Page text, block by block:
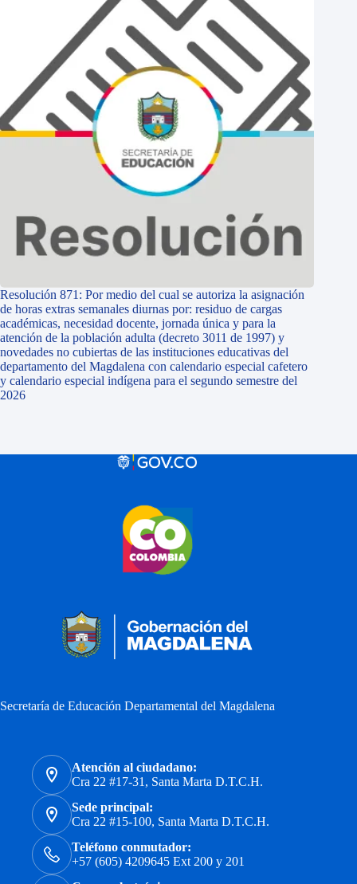
Resolución 871: Por medio del cual se autoriza la asignación
de horas extras semanales diurnas por: residuo de cargas
académicas, necesidad docente, jornada única y para la
atención de la población adulta (decreto 3011 de 1997) y
novedades no cubiertas de las instituciones educativas del
departamento del Magdalena con calendario especial cafetero
y calendario especial indígena para el segundo semestre del
2026
Secretaría de Educación Departamental del Magdalena
Atención al ciudadano:
Cra 22 #17-31, Santa Marta D.T.C.H.
Sede principal:
Cra 22 #15-100, Santa Marta D.T.C.H.
Teléfono conmutador:
+57 (605) 4209645 Ext 200 y 201